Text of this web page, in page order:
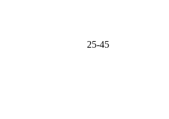
25-45